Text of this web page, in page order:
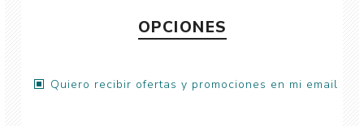
OPCIONES
Quiero recibir ofertas y promociones en mi email